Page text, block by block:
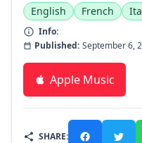
English French
Info:
Published: September 6,
Apple Music
SHARE: